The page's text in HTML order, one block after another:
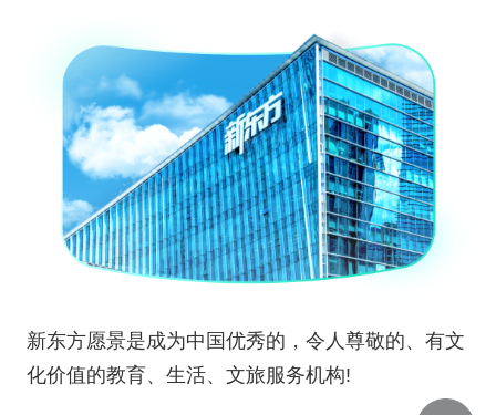
新东方愿景是成为中国优秀的，令人尊敬的、有文
化价值的教育、生活、文旅服务机构!